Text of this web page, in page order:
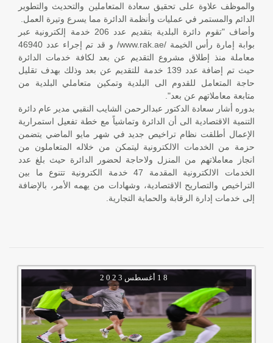
والموظف علاوة على تحقيق سعادة المتعاملين والتحديث والتطوير
الدائم والمستمر في عمليات وأنظمة الدائرة مما يسرع وتيرة العمل.
وأضاف "تقوم دائرة البلدية بتقديم عدد 206 خدمة إلكترونية عبر
بوابة إمارة رأس الخيمة /www.rak.ae/ و قد تم إجراء عدد 46940
معاملة منذ إطلاق مشروع التقديم عن بعد لكافة خدمات الدائرة
حيث تم إضافة عدد 139 خدمة للتقديم عن بعد وذلك بهدف تقليل
حاجة المتعامل للقدوم الى البلدية وتمكين متعاملي البلدية من
متابعة معاملاتهم عن بعد".
بدوره أشار سعادة الدكتور عبدالرحمن الشايب النقبي مدير عام دائرة
التنمية الاقتصادية الى أن الدائرة وتماشياً مع خطة تفعيل استمرارية
الإعمال أطلقت نظام تراخيص جديد في شهر مايو الماضي يتضمن
حزمة من الخدمات الالكترونية ليتمكن من خلاله المتعاملون من
انجاز معاملاتهم من المنزل ولاحاجة لحضور الدائرة حيث بلغ عدد
الخدمات الالكترونية المقدمة 47 خدمة الكترونية تتنوع ما بين
التراخيص والتصاريح الاقتصادية، وشهادات من يهمه الأمر، بالإضافة
إلى خدمات إدارة الرقابة والحماية التجارية.
2 0 2 3 1 8